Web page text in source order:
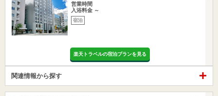
営業時間
入浴料金 ～
宿泊
楽天トラベルの宿泊プランを見る
関連情報から探す